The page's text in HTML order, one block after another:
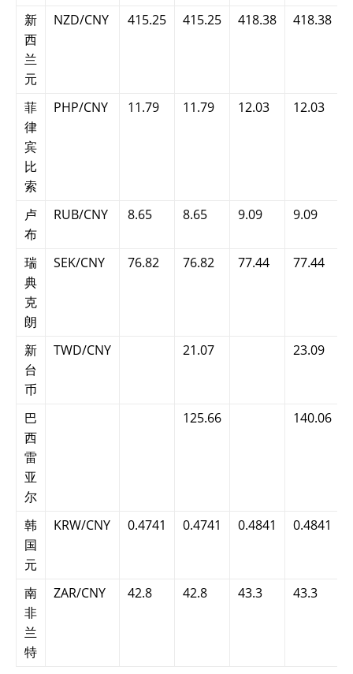
新
西
兰
元
NZD/CNY 415.25 415.25 418.38 418.38
菲
律
宾
比
索
PHP/CNY 11.79 11.79 12.03 12.03
卢
布
RUB/CNY 8.65 8.65 9.09 9.09
瑞
典
克
朗
SEK/CNY 76.82 76.82 77.44 77.44
新
台
币
TWD/CNY 21.07 23.09
巴
西
雷
亚
尔
125.66 140.06
韩
国
元
KRW/CNY 0.4741 0.4741 0.4841 0.4841
南
非
兰
特
ZAR/CNY 42.8 42.8 43.3 43.3